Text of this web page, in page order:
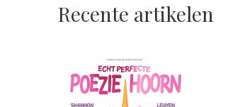
Recente artikelen